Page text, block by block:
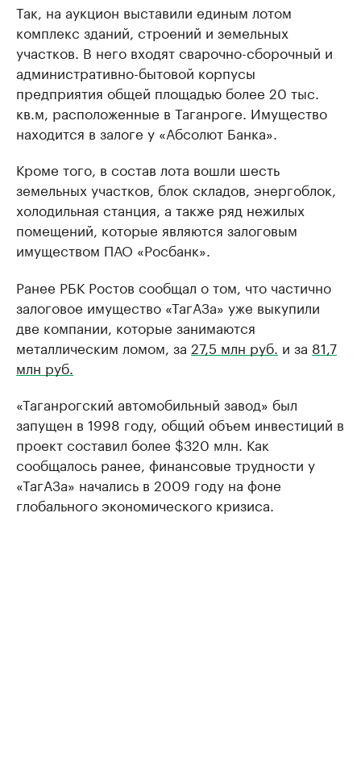
Так, на аукцион выставили единым лотом
комплекс зданий, строений и земельных
участков. В него входят сварочно-сборочный и
административно-бытовой корпусы
предприятия общей площадью более 20 тыс.
кв.м, расположенные в Таганроге. Имущество
находится в залоге у «Абсолют Банка».
Кроме того, в состав лота вошли шесть
земельных участков, блок складов, энергоблок,
холодильная станция, а также ряд нежилых
помещений, которые являются залоговым
имуществом ПАО «Росбанк».
Ранее РБК Ростов сообщал о том, что частично
залоговое имущество «ТагАЗа» уже выкупили
две компании, которые занимаются
металлическим ломом, за 27,5 млн руб. и за 81,7
млн руб.
«Таганрогский автомобильный завод» был
запущен в 1998 году, общий объем инвестиций в
проект составил более $320 млн. Как
сообщалось ранее, финансовые трудности у
«ТагАЗа» начались в 2009 году на фоне
глобального экономического кризиса.